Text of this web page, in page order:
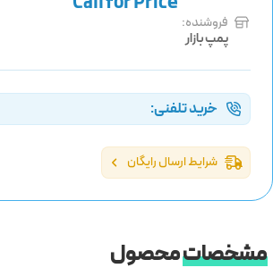
فروشنده:
پمپ بازار
خرید تلفنی:
شرایط ارسال رایگان
مشخصاتمحصول